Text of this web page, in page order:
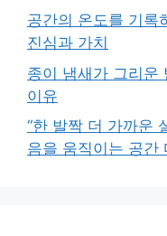
공간의 온도를 기록
진심과 가치
종이 냄새가 그리운
이유
“한 발짝 더 가까운
음을 움직이는 공간